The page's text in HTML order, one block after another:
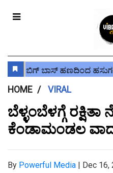
HOME VIRAL
ಬೆಳ್ಳಂಬೆಳಗ್ಗೆ ರಕ್ಷಿತಾ
ಕೆಂಡಾಮಂಡಲ ವಾದ
By Powerful Media | Dec 16,